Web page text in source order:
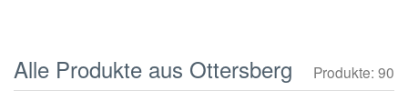
Produkte: 90
Alle Produkte aus Ottersberg